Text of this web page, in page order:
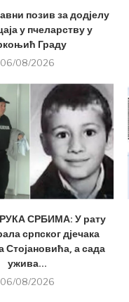
позив за додјелу
у пчеларству у
Граду
06/08/2026
СРБИМА: У рату
српског дјечака
Стојановића, а сада
ужива...
06/08/2026